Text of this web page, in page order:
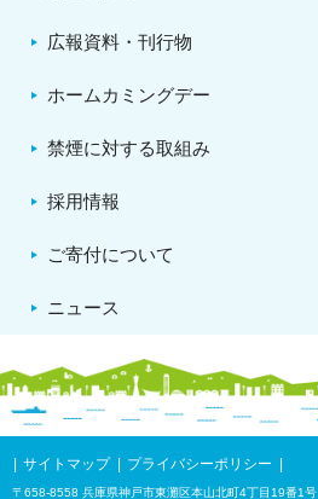
広報資料・刊行物
ホームカミングデー
禁煙に対する取組み
採用情報
ご寄付について
ニュース
サイトマップ プライバシーポリシー
〒658-8558 兵庫県神戸市東灘区本山北町4丁目19番1号